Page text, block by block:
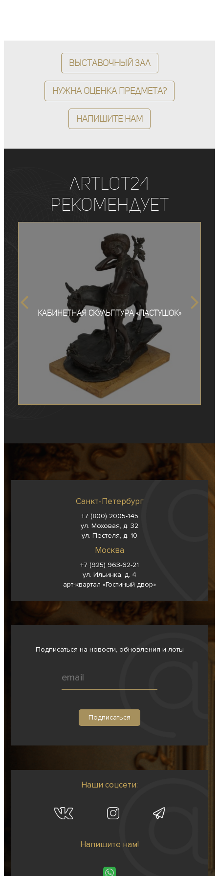
Выставочный зал
Нужна оценка предмета?
Напишите нам
ArtLot24
рекомендует
Кабинетная скульптура «Пастушок»
Санкт-Петербург
+7 (800) 2005-145
ул. Моховая, д. 32
ул. Пестеля, д. 10
Москва
+7 (925) 963-62-21
ул. Ильинка, д. 4
арт-квартал «Гостиный двор»
Подписаться на новости, обновления и лоты
Наши соцсети:
Напишите нам!